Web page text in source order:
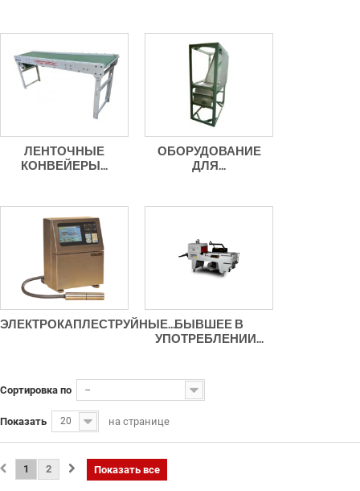
ЛЕНТОЧНЫЕ
КОНВЕЙЕРЫ...
ОБОРУДОВАНИЕ
ДЛЯ...
ЭЛЕКТРОКАПЛЕСТРУЙНЫЕ...БЫВШЕЕ В
УПОТРЕБЛЕНИИ...
Сортировка по --
Показать 20 на странице
Показать все
1 2